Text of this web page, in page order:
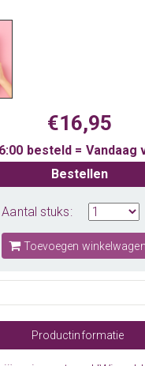
€16,95
besteld = Vandaag
Bestellen
Aantal stuks:
Toevoegen winkelwagen
Productinformatie